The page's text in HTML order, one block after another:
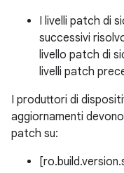
I livelli patch di
successivi
livello patch di
livelli patch
I produttori di
aggiornamenti
patch su: